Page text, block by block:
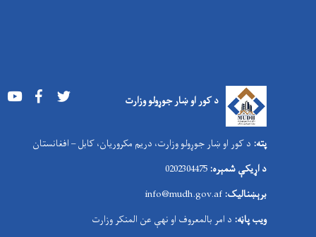
د کور او ښار جوړولو وزارت Youtube Facebook
پته: د کور او ښار جوړولو وزارت، دریم مکروریان، کابل – افغانستان
د اړیکې شمېره:
برېښنالیک:
info@mudh.gov.af
ویب پاڼه: د امر بالمعروف او نهې عن المنکر وزارت